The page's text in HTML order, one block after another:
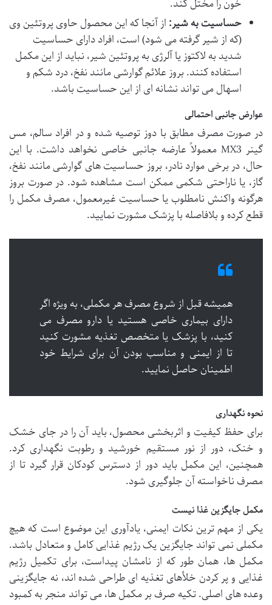
خون را مختل کند.
حساسیت به شیر: از آنجا که این محصول حاوی پروتئین وی
(که از شیر گرفته می شود) است، افراد دارای حساسیت
شدید به لاکتوز یا آلرژی به پروتئین شیر، نباید از این مکمل
استفاده کنند. بروز علائم گوارشی مانند نفخ، درد شکم و
اسهال می تواند نشانه ای از این حساسیت باشد.
عوارض جانبی احتمالی
در صورت مصرف مطابق با دوز توصیه شده و در افراد سالم، مس
گینر MX3 معمولاً عارضه جانبی خاصی نخواهد داشت. با این
حال، در برخی موارد نادر، بروز حساسیت های گوارشی مانند نفخ،
گاز، یا ناراحتی شکمی ممکن است مشاهده شود. در صورت بروز
هرگونه واکنش نامطلوب یا حساسیت غیرمعمول، مصرف مکمل را
قطع کرده و بلافاصله با پزشک مشورت نمایید.
همیشه قبل از شروع مصرف هر مکملی، به ویژه اگر
دارای بیماری خاصی هستید یا دارو مصرف می
کنید، با پزشک یا متخصص تغذیه مشورت کنید
تا از ایمنی و مناسب بودن آن برای شرایط خود
اطمینان حاصل نمایید.
نحوه نگهداری
برای حفظ کیفیت و اثربخشی محصول، باید آن را در جای خشک
و خنک، دور از نور مستقیم خورشید و رطوبت نگهداری کرد.
همچنین، این مکمل باید دور از دسترس کودکان قرار گیرد تا از
مصرف ناخواسته آن جلوگیری شود.
مکمل جایگزین غذا نیست
یکی از مهم ترین نکات ایمنی، یادآوری این موضوع است که هیچ
مکملی نمی تواند جایگزین یک رژیم غذایی کامل و متعادل باشد.
مکمل ها، همان طور که از نامشان پیداست، برای تکمیل رژیم
غذایی و پر کردن خلأهای تغذیه ای طراحی شده اند، نه جایگزینی
وعده های اصلی. تکیه صرف بر مکمل ها، می تواند منجر به کمبود